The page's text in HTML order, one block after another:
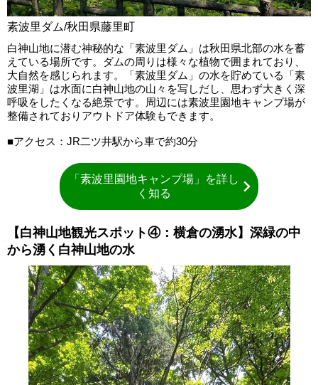
素波里ダム/秋田県藤里町
白神山地に潜む神秘的な「素波里ダム」は秋田県北部の水を蓄
えている場所です。ダムの周りは様々な植物で囲まれており、
大自然を感じられます。「素波里ダム」の水を貯めている「素
波里湖」は水面に白神山地の山々を写しだし、思わず大きく深
呼吸をしたくなる絶景です。周辺には素波里園地キャンプ場が
整備されておりアウトドア体験もできます。
■アクセス：JR二ツ井駅から車で約30分
「素波里園地キャンプ場」を詳し
く知る
【白神山地観光スポット④：横倉の湧水】深緑の中
から湧く白神山地の水